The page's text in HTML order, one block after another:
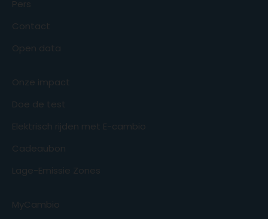
Pers
Contact
Open data
Onze impact
Doe de test
Elektrisch rijden met E-cambio
Cadeaubon
Lage-Emissie Zones
MyCambio